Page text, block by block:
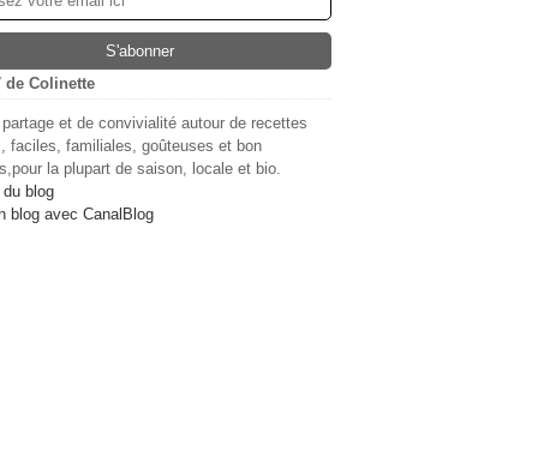
de Colinette
partage et de convivialité autour de recettes
faciles, familiales, goûteuses et bon
la plupart de saison, locale et bio.
blog
blog avec CanalBlog